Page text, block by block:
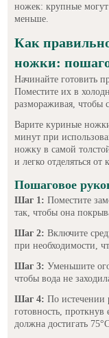
ножек: крупные
меньше.
Как
ножки:
Начинайте готовить
Поместите их в
размораживая, чтобы
Варите куриные
минут при
ножку в самой
и легко отделяться от
Пошаговое
Шаг 1: Поместите
так, чтобы она
Шаг 2: Включите
при необходимости,
Шаг 3: Уменьшите
чтобы вода не
Шаг 4: По истечении
готовность, проткнув
должна достигать